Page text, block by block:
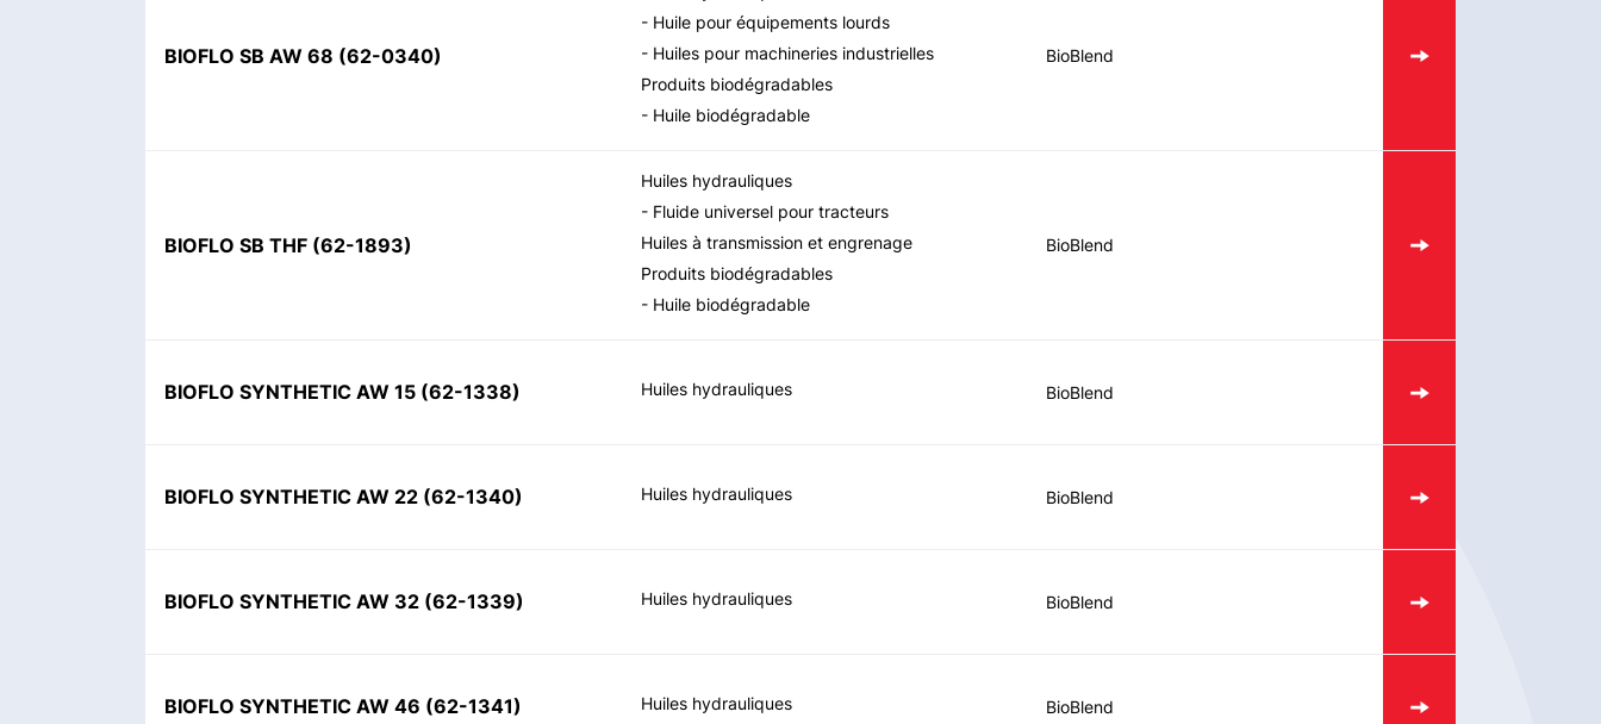
BIOFLO SB AW 68 (62-0340)
- Huile pour équipements lourds
- Huiles pour machineries industrielles
Produits biodégradables
- Huile biodégradable
BioBlend
BIOFLO SB THF (62-1893)
Huiles hydrauliques
- Fluide universel pour tracteurs
Huiles à transmission et engrenage
Produits biodégradables
- Huile biodégradable
BioBlend
BIOFLO SYNTHETIC AW 15 (62-1338) Huiles hydrauliques BioBlend
BIOFLO SYNTHETIC AW 22 (62-1340) Huiles hydrauliques BioBlend
BIOFLO SYNTHETIC AW 32 (62-1339) Huiles hydrauliques BioBlend
BIOFLO SYNTHETIC AW 46 (62-1341) Huiles hydrauliques BioBlend